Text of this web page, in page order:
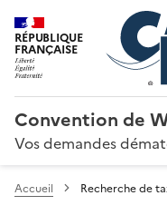
RÉPUBLIQUE
FRANÇAISE
Convention de
Vos demandes
Accueil Recherche de